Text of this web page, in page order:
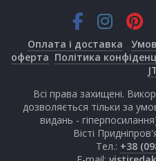
Оплата і доставка
оферта Політика
Всі права захищені.
дозволяється тільки за
видань -
Вісті
Тел.: +38